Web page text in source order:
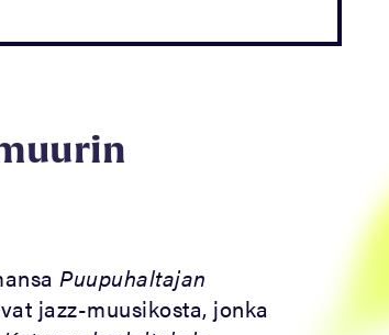
Puupuhaltajan
jazz-muusikosta, jonka